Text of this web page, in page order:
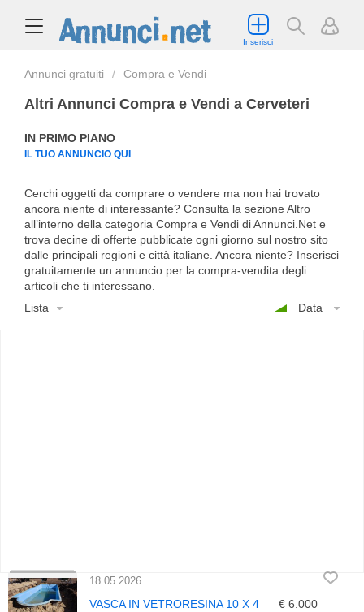
Inserisci
Annunci gratuiti Compra e Vendi
Altri Annunci Compra e Vendi a Cerveteri
IN PRIMO PIANO
IL TUO ANNUNCIO QUI
Cerchi oggetti da comprare o vendere ma non hai trovato
ancora niente di interessante? Consulta la sezione Altro
all’interno della categoria Compra e Vendi di Annunci.Net e
trova decine di offerte pubblicate ogni giorno sul nostro sito
dalle principali regioni e città italiane. Ancora niente? Inserisci
gratuitamente un annuncio per la compra-vendita degli
articoli che ti interessano.
Lista
Data
18.05.2026
VASCA IN VETRORESINA 10 X 4
€ 6.000